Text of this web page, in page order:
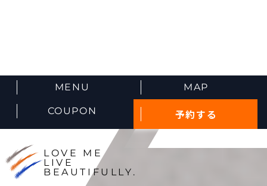
MENU MAP
COUPON 予約する
LOVE ME
LIVE
BEAUTIFULLY.